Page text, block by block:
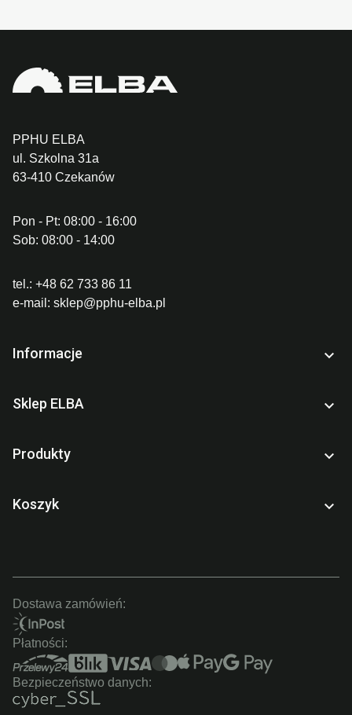
PPHU ELBA
ul. Szkolna 31a
63-410 Czekanów
Pon - Pt: 08:00 - 16:00
Sob: 08:00 - 14:00
tel.: +48 62 733 86 11
e-mail: sklep@pphu-elba.pl
Informacje 
Sklep ELBA 
Produkty 
Koszyk 
Dostawa zamówień:
Płatności:
Bezpieczeństwo danych: